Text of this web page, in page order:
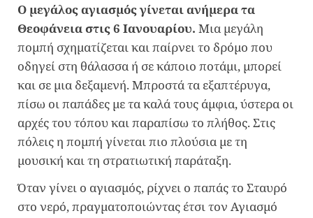
Ο μεγάλος αγιασμός γίνεται ανήμερα τα
Θεοφάνεια στις 6 Ιανουαρίου. Μια μεγάλη
πομπή σχηματίζεται και παίρνει το δρόμο που
οδηγεί στη θάλασσα ή σε κάποιο ποτάμι, μπορεί
και σε μια δεξαμενή. Μπροστά τα εξαπτέρυγα,
πίσω οι παπάδες με τα καλά τους άμφια, ύστερα οι
αρχές του τόπου και παραπίσω το πλήθος. Στις
πόλεις η πομπή γίνεται πιο πλούσια με τη
μουσική και τη στρατιωτική παράταξη.
Όταν γίνει ο αγιασμός, ρίχνει ο παπάς το Σταυρό
στο νερό, πραγματοποιώντας έτσι τον Αγιασμό